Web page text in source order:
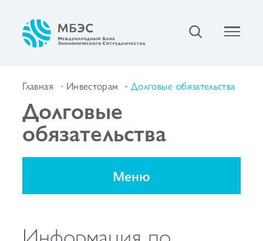
Главная Инвесторам Долговые обязательства
Долговые
обязательства
Меню